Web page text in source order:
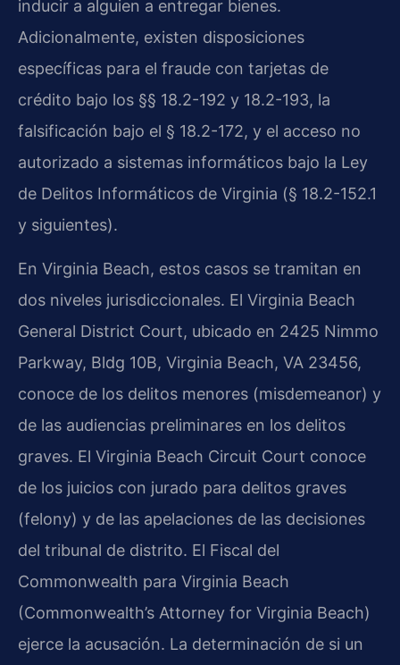
inducir a alguien a entregar bienes.
Adicionalmente, existen disposiciones
específicas para el fraude con tarjetas de
crédito bajo los §§ 18.2-192 y 18.2-193, la
falsificación bajo el § 18.2-172, y el acceso no
autorizado a sistemas informáticos bajo la Ley
de Delitos Informáticos de Virginia (§ 18.2-152.1
y siguientes).
En Virginia Beach, estos casos se tramitan en
dos niveles jurisdiccionales. El Virginia Beach
General District Court, ubicado en 2425 Nimmo
Parkway, Bldg 10B, Virginia Beach, VA 23456,
conoce de los delitos menores (misdemeanor) y
de las audiencias preliminares en los delitos
graves. El Virginia Beach Circuit Court conoce
de los juicios con jurado para delitos graves
(felony) y de las apelaciones de las decisiones
del tribunal de distrito. El Fiscal del
Commonwealth para Virginia Beach
(Commonwealth’s Attorney for Virginia Beach)
ejerce la acusación. La determinación de si un